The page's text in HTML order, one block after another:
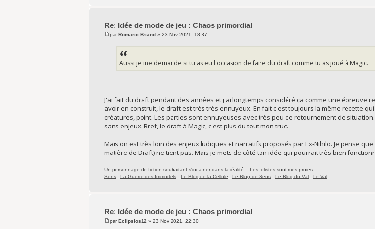
Re: Idée de mode de jeu : Chaos primordial
parRomaric Briand » 23 Nov 2021, 18:37
Aussi je me demande si tu as eu l'occasion de faire du draft comme tu as joué à Magic.
J'ai fait du draft pendant des années et j'ai longtemps considéré ça comme une épreuve
avoir en construit, le draft est très très ennuyeux. En fait c'est toujours la même recette
créatures, point. Les parties sont ennuyeuses avec très peu de retournement de
sans enjeux. Bref, le draft à Magic, c'est plus du tout mon truc.
Mais on est très loin des enjeux ludiques et narratifs proposés par Ex-Nihilo. Je pense
matière de Draft) ne tient pas. Mais je mets de côté ton idée qui pourrait très bien
Un personnage de fiction souhaitant s'incarner dans la réalité... Les rolistes sont mes proies...
Sens - La Guerre des Immortels - Le Blog de la Cellule - Le Blog de Sens - Le Blog du Val - Le Val
Re: Idée de mode de jeu : Chaos primordial
parEclipsios12 » 23 Nov 2021, 22:30